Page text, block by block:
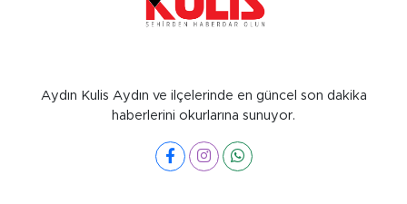
Aydın Kulis Aydın ve ilçelerinde en güncel son dakika
haberlerini okurlarına sunuyor.